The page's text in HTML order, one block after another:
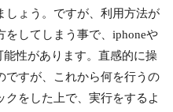
しょう。ですが、利用方法が
してしまう事で、iphoneや
性があります。直感的に操
ですが、これから何を行うの
をした上で、実行をするよ